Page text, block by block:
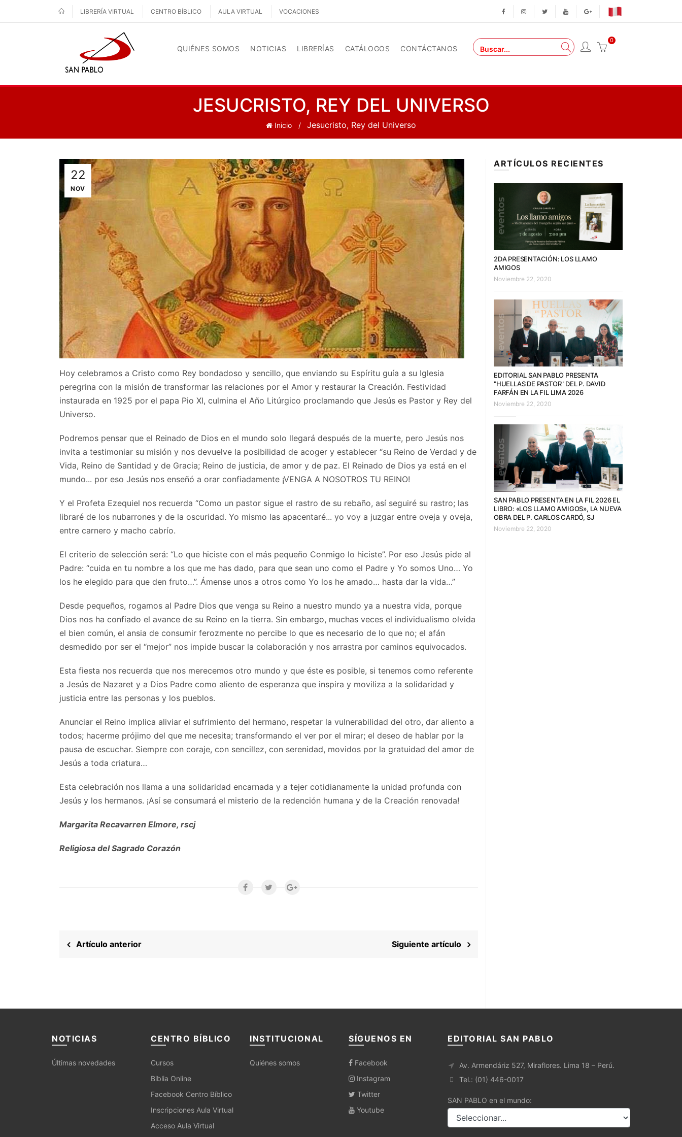
LIBRERÍA VIRTUAL CENTRO BÍBLICO AULA VIRTUAL VOCACIONES
QUIÉNES SOMOS NOTICIAS LIBRERÍAS CATÁLOGOS CONTÁCTANOS
0
JESUCRISTO, REY DEL UNIVERSO
Inicio Jesucristo, Rey del Universo
22
NOV
Hoy celebramos a Cristo como Rey bondadoso y sencillo, que enviando su Espíritu guía a su Iglesia
peregrina con la misión de transformar las relaciones por el Amor y restaurar la Creación. Festividad
instaurada en 1925 por el papa Pio XI, culmina el Año Litúrgico proclamando que Jesús es Pastor y Rey del
Universo.
Podremos pensar que el Reinado de Dios en el mundo solo llegará después de la muerte, pero Jesús nos
invita a testimoniar su misión y nos devuelve la posibilidad de acoger y establecer “su Reino de Verdad y de
Vida, Reino de Santidad y de Gracia; Reino de justicia, de amor y de paz. El Reinado de Dios ya está en el
mundo... por eso Jesús nos enseñó a orar confiadamente ¡VENGA A NOSOTROS TU REINO!
Y el Profeta Ezequiel nos recuerda “Como un pastor sigue el rastro de su rebaño, así seguiré su rastro; las
libraré de los nubarrones y de la oscuridad. Yo mismo las apacentaré... yo voy a juzgar entre oveja y oveja,
entre carnero y macho cabrío.
El criterio de selección será: “Lo que hiciste con el más pequeño Conmigo lo hiciste”. Por eso Jesús pide al
Padre: “cuida en tu nombre a los que me has dado, para que sean uno como el Padre y Yo somos Uno… Yo
los he elegido para que den fruto…”. Ámense unos a otros como Yo los he amado… hasta dar la vida…”
Desde pequeños, rogamos al Padre Dios que venga su Reino a nuestro mundo ya a nuestra vida, porque
Dios nos ha confiado el avance de su Reino en la tierra. Sin embargo, muchas veces el individualismo olvida
el bien común, el ansia de consumir ferozmente no percibe lo que es necesario de lo que no; el afán
desmedido por ser el “mejor” nos impide buscar la colaboración y nos arrastra por caminos equivocados.
Esta fiesta nos recuerda que nos merecemos otro mundo y que éste es posible, si tenemos como referente
a Jesús de Nazaret y a Dios Padre como aliento de esperanza que inspira y moviliza a la solidaridad y
justicia entre las personas y los pueblos.
Anunciar el Reino implica aliviar el sufrimiento del hermano, respetar la vulnerabilidad del otro, dar aliento a
todos; hacerme prójimo del que me necesita; transformando el ver por el mirar; el deseo de hablar por la
pausa de escuchar. Siempre con coraje, con sencillez, con serenidad, movidos por la gratuidad del amor de
Jesús a toda criatura…
Esta celebración nos llama a una solidaridad encarnada y a tejer cotidianamente la unidad profunda con
Jesús y los hermanos. ¡Así se consumará el misterio de la redención humana y de la Creación renovada!
Margarita Recavarren Elmore, rscj
Religiosa del Sagrado Corazón
Artículo anterior Siguiente artículo
ARTÍCULOS RECIENTES
2DA PRESENTACIÓN: LOS LLAMO
AMIGOS
Noviembre 22, 2020
EDITORIAL SAN PABLO PRESENTA
"HUELLAS DE PASTOR" DEL P. DAVID
FARFÁN EN LA FIL LIMA 2026
Noviembre 22, 2020
SAN PABLO PRESENTA EN LA FIL 2026 EL
LIBRO: «LOS LLAMO AMIGOS», LA NUEVA
OBRA DEL P. CARLOS CARDÓ, SJ
Noviembre 22, 2020
NOTICIAS
Últimas novedades
CENTRO BÍBLICO
Cursos
Biblia Online
Facebook Centro Bíblico
Inscripciones Aula Virtual
Acceso Aula Virtual
INSTITUCIONAL
Quiénes somos
SÍGUENOS EN
Facebook
Instagram
Twitter
Youtube
EDITORIAL SAN PABLO
Av. Armendáriz 527, Miraflores. Lima 18 – Perú.
Tel.: (01) 446-0017
SAN PABLO en el mundo: